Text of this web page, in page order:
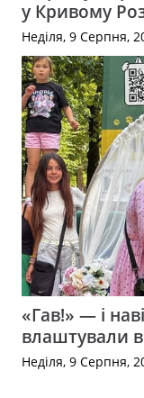
у Кривому
Неділя, 9 Серпня,
«Гав!» — і
влаштували
Неділя, 9 Серпня,